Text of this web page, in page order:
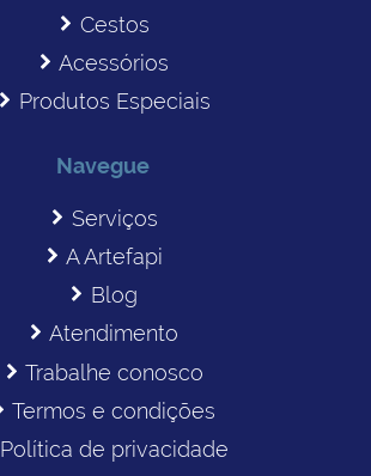
Cestos
Acessórios
Produtos Especiais
Navegue
Serviços
A Artefapi
Blog
Atendimento
Trabalhe conosco
Termos e condições
Política de privacidade